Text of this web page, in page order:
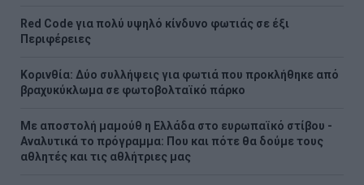
Red Code για πολύ υψηλό κίνδυνο φωτιάς σε έξι
Περιφέρειες
Κορινθία: Δύο συλλήψεις για φωτιά που προκλήθηκε από
βραχυκύκλωμα σε φωτοβολταϊκό πάρκο
Με αποστολή μαμούθ η Ελλάδα στο ευρωπαϊκό στίβου -
Αναλυτικά το πρόγραμμα: Που και πότε θα δούμε τους
αθλητές και τις αθλήτριες μας